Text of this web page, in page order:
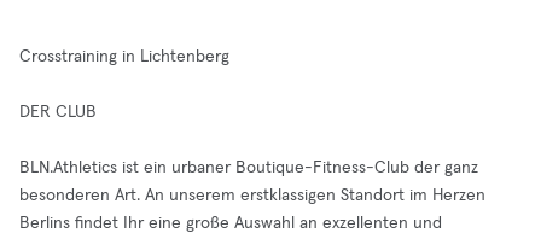
Crosstraining in Lichtenberg
DER CLUB
BLN.Athletics ist ein urbaner Boutique-Fitness-Club der ganz
besonderen Art. An unserem erstklassigen Standort im Herzen
Berlins findet Ihr eine große Auswahl an exzellenten und